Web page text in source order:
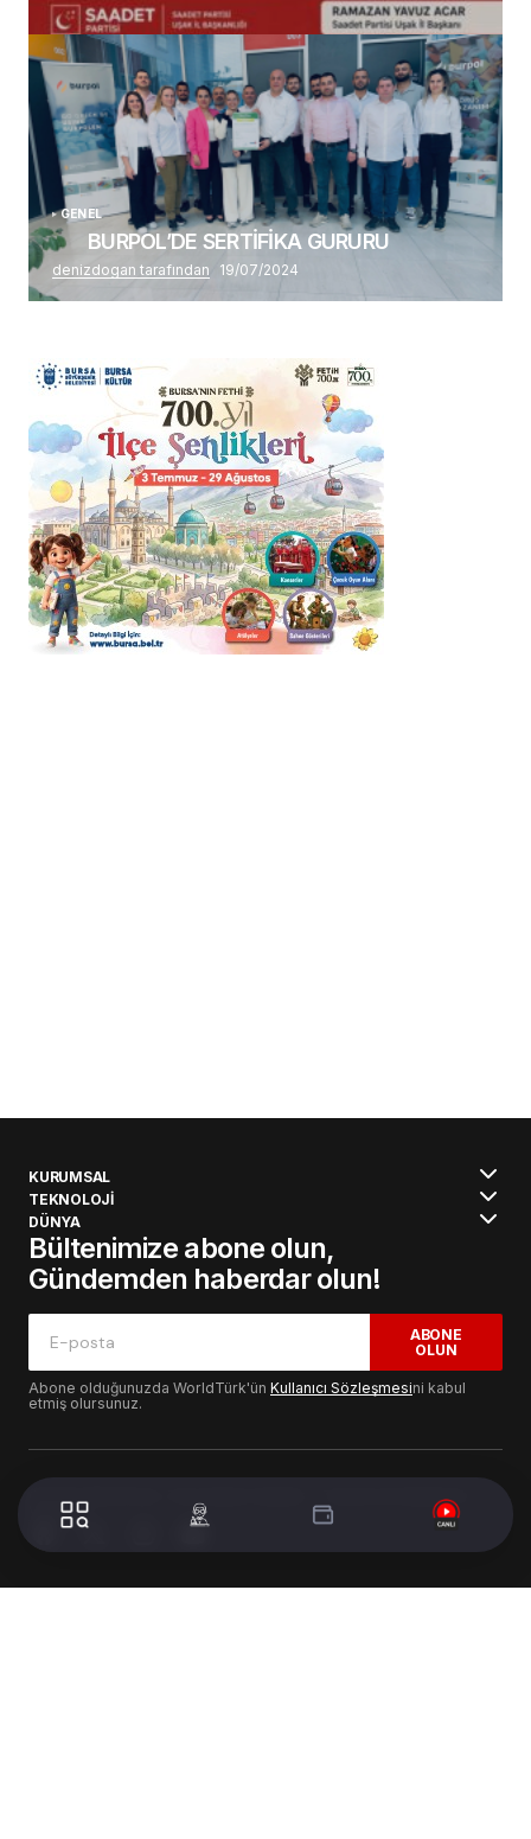
Alaattin Karahan tarafından 14/07/2026
GENEL
BURPOL’DE SERTİFİKA GURURU
denizdogan tarafından 19/07/2024
KURUMSAL
TEKNOLOJİ
DÜNYA
Bültenimize abone olun,
Gündemden haberdar olun!
ABONE
OLUN
Abone olduğunuzda WorldTürk'ün Kullanıcı Sözleşmesini kabul
etmiş olursunuz.
© 2024 WorldTurk. Tüm Hakları Saklıdır. - Tasarım & Geliştirme :
Volion's